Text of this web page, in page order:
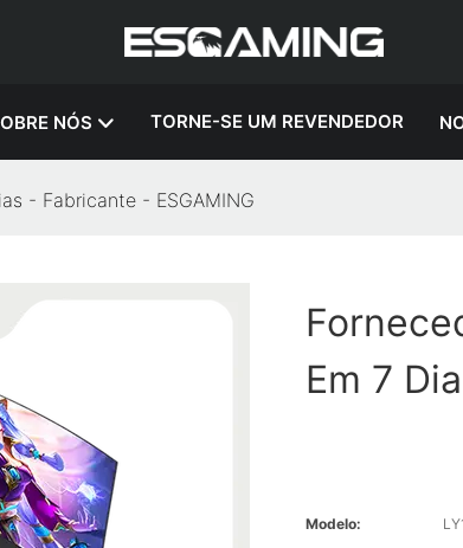
NÓS TORNE-SE UM REVENDEDOR
- Fabricante - ESGAMING
Em 7
Modelo: